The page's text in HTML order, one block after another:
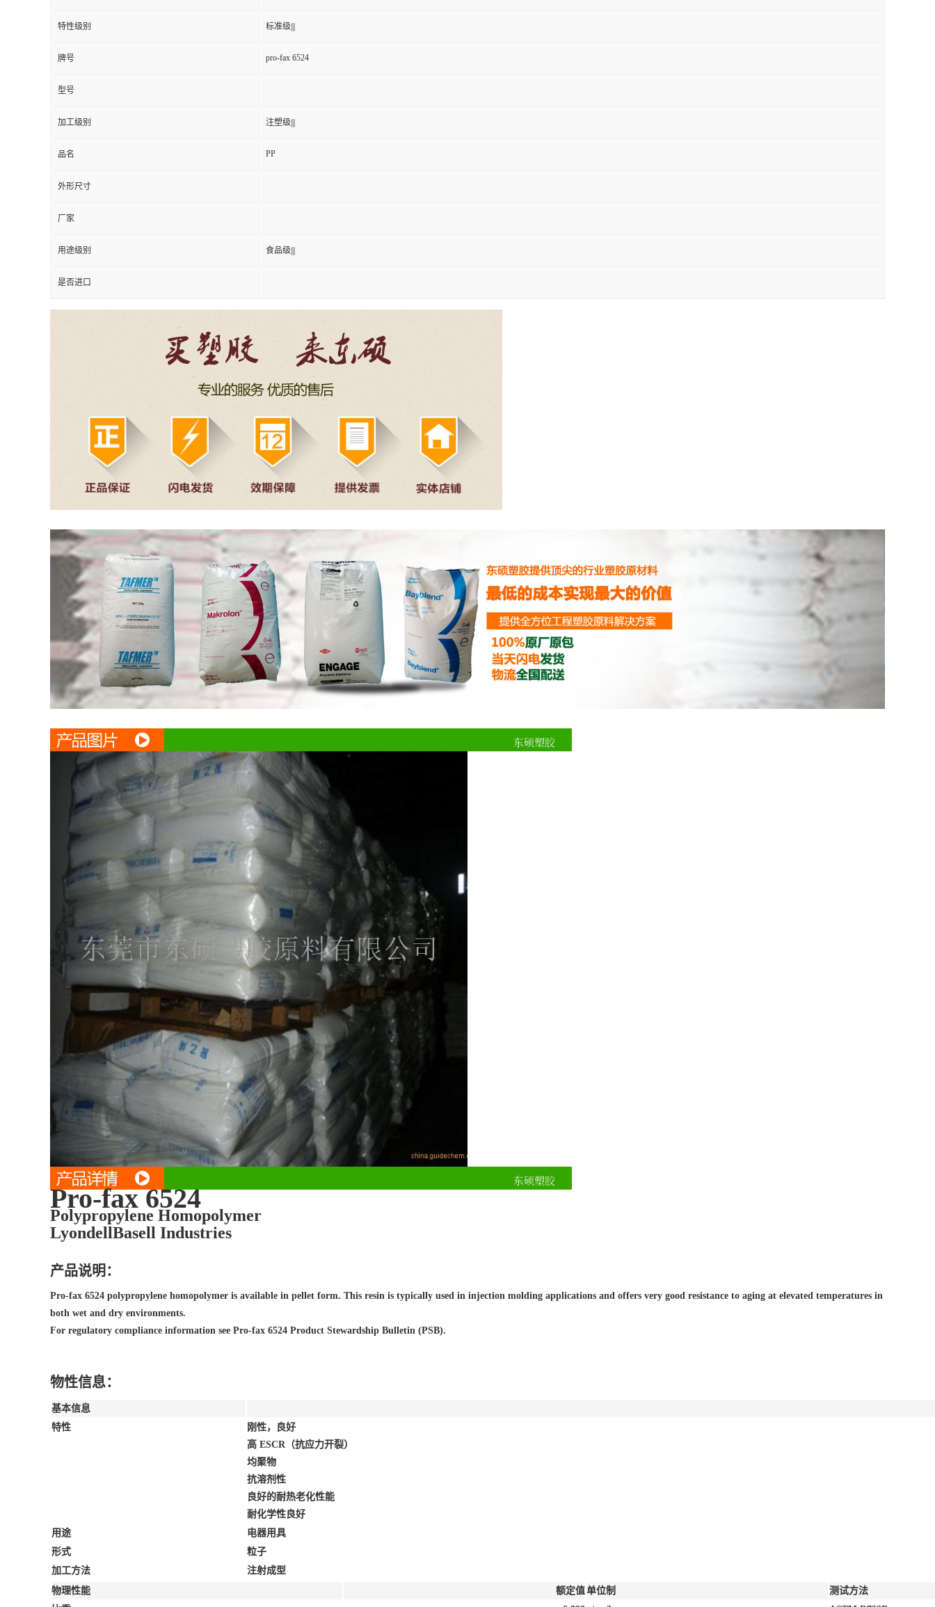
特性级别 标准级|||
牌号 pro-fax 6524
型号
加工级别 注塑级|||
品名 PP
外形尺寸
厂家
用途级别 食品级|||
是否进口
Pro-fax 6524
Polypropylene Homopolymer
LyondellBasell Industries
产品说明：
Pro-fax 6524 polypropylene homopolymer is available in pellet form. This resin is typically used in injection molding applications and offers very good resistance to aging at elevated temperatures in
both wet and dry environments.
For regulatory compliance information see Pro-fax 6524 Product Stewardship Bulletin (PSB).
物性信息：
基本信息
特性
刚性，良好
高 ESCR（抗应力开裂）
均聚物
抗溶剂性
良好的耐热老化性能
耐化学性良好
用途
电器用具
形式
粒子
加工方法
注射成型
物理性能
额定值单位制
测试方法